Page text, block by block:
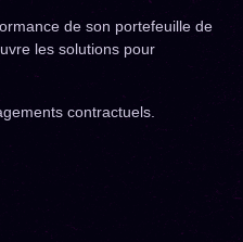
de son portefeuille de
les solutions pour
contractuels.